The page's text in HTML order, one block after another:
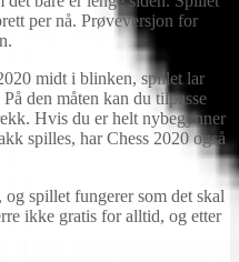
per nå. Prøveversjon for
midt i blinken, spillet lar
den måten kan du tilpasse
Hvis du er helt nybegynner
spilles, har Chess 2020 også
spillet fungerer som det skal
ikke gratis for alltid, og etter